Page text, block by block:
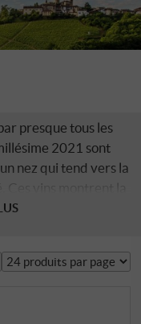
presque tous les
2021 sont
nez qui tend vers la
vins montrent la
des grands vins
2019 plutôt vertical,
enveloppé dans un